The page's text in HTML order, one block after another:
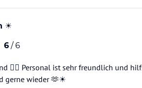
☀️
6 / 6
👍🏻 Personal ist sehr freundlich und
gerne wieder 🫶☀️